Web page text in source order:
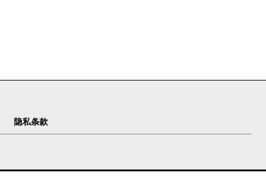
隐私条款